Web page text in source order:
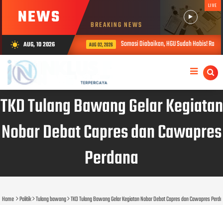
NEWS BREAKING NEWS
LIVE
wb_sunny AUG, 10 2026 AUG 02, 2026 Somasi Diabaikan, HGU Sudah Habis!
TKD Tulang Bawang Gelar Kegiatan
Nobar Debat Capres dan Cawapres
Perdana
Home Politik Tulang bawang TKD Tulang Bawang Gelar Kegiatan Nobar Debat Capres dan Cawapres